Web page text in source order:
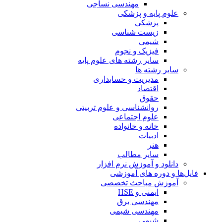
مهندسی نساجی
علوم پایه و پزشکی
پزشکی
زیست شناسی
شیمی
فیزیک و نجوم
سایر رشته های علوم پایه
سایر رشته ها
مدیریت و حسابداری
اقتصاد
حقوق
روانشناسی و علوم تربیتی
علوم اجتماعی
خانه و خانواده
ادبیات
هنر
سایر مطالب
دانلود و آموزش نرم افزار
فایل‌ها و دوره های آموزشی
آموزش مباحث تخصصی
ایمنی و HSE
مهندسی برق
مهندسی شیمی
شیمی